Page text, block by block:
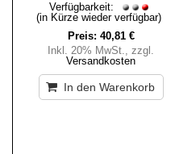
Verfügbarkeit:
(in Kürze wieder verfügbar)
Preis: 40,81 €
Inkl. 20% MwSt., zzgl.
Versandkosten
In den Warenkorb